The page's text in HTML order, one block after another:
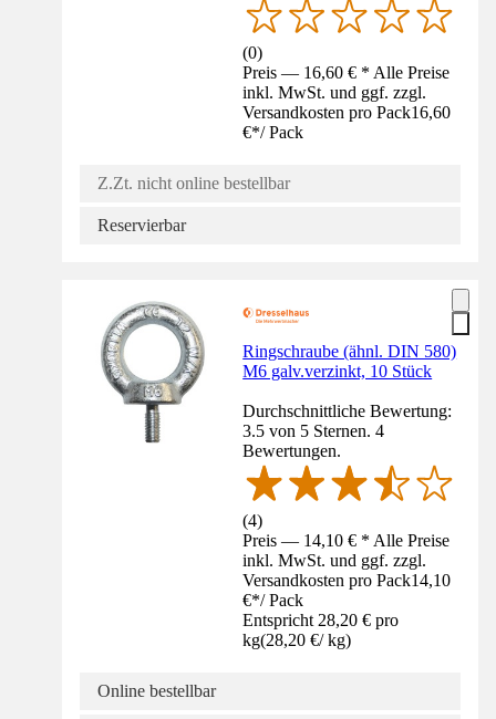
(0)
Preis — 16,60 € * Alle Preise
inkl. MwSt. und ggf. zzgl.
Versandkosten pro Pack16,60
€*/ Pack
Z.Zt. nicht online bestellbar
Reservierbar
Ringschraube (ähnl. DIN 580)
M6 galv.verzinkt, 10 Stück
Durchschnittliche Bewertung:
3.5 von 5 Sternen. 4
Bewertungen.
(4)
Preis — 14,10 € * Alle Preise
inkl. MwSt. und ggf. zzgl.
Versandkosten pro Pack14,10
€*/ Pack
Entspricht 28,20 € pro
kg(28,20 €/ kg)
Online bestellbar